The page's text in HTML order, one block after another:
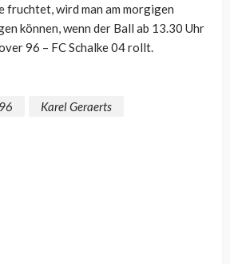
fruchtet, wird man am morgigen
können, wenn der Ball ab 13.30 Uhr
96 – FC Schalke 04 rollt.
Karel Geraerts